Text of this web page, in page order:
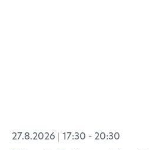
27.8.2026 17:30 - 20:30